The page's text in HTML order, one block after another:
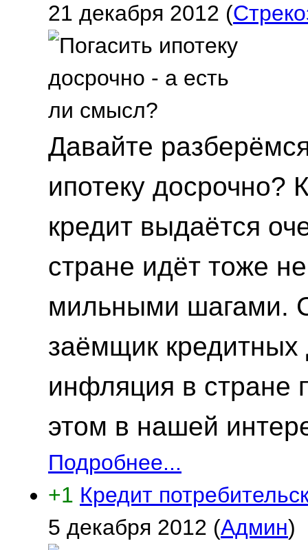
21 декабря 2012 (
Давайте
ипотеку досрочно?
кредит выдаётся
стране идёт тоже
мильными шагами.
заёмщик кредитных
инфляция в стране
этом в нашей
Подробнее...
+1 Кредит
5 декабря 2012 (Админ)